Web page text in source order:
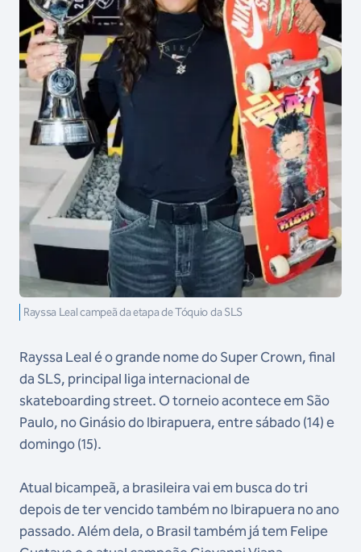
Rayssa Leal campeã da etapa de Tóquio da SLS
Rayssa Leal é o grande nome do Super Crown, final
da SLS, principal liga internacional de
skateboarding street. O torneio acontece em São
Paulo, no Ginásio do Ibirapuera, entre sábado (14) e
domingo (15).
Atual bicampeã, a brasileira vai em busca do tri
depois de ter vencido também no Ibirapuera no ano
passado. Além dela, o Brasil também já tem Felipe